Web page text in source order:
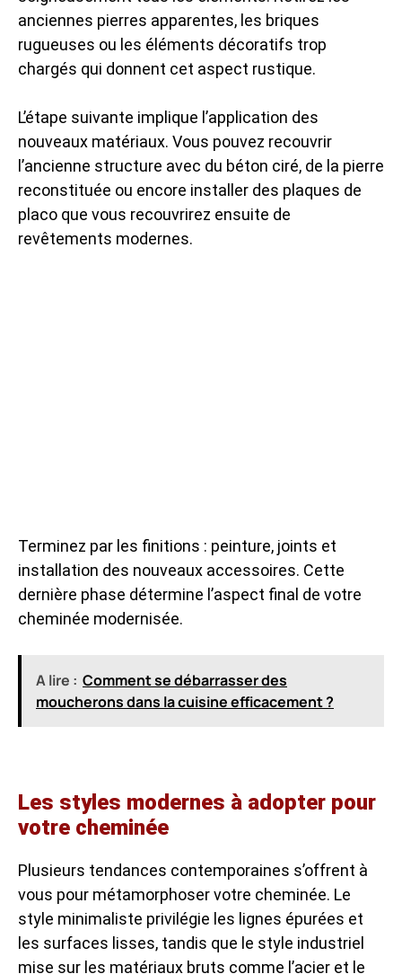
anciennes pierres apparentes, les briques
rugueuses ou les éléments décoratifs trop
chargés qui donnent cet aspect rustique.
L’étape suivante implique l’application des
nouveaux matériaux. Vous pouvez recouvrir
l’ancienne structure avec du béton ciré, de la pierre
reconstituée ou encore installer des plaques de
placo que vous recouvrirez ensuite de
revêtements modernes.
Terminez par les finitions : peinture, joints et
installation des nouveaux accessoires. Cette
dernière phase détermine l’aspect final de votre
cheminée modernisée.
A lire : Comment se débarrasser des
moucherons dans la cuisine efficacement ?
Les styles modernes à adopter pour
votre cheminée
Plusieurs tendances contemporaines s’offrent à
vous pour métamorphoser votre cheminée. Le
style minimaliste privilégie les lignes épurées et
les surfaces lisses, tandis que le style industriel
mise sur les matériaux bruts comme l’acier et le